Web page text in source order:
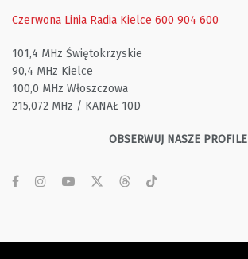
Czerwona Linia Radia Kielce 600 904 600
101,4 MHz Świętokrzyskie
90,4 MHz Kielce
100,0 MHz Włoszczowa
215,072 MHz / KANAŁ 10D
OBSERWUJ NASZE PROFILE